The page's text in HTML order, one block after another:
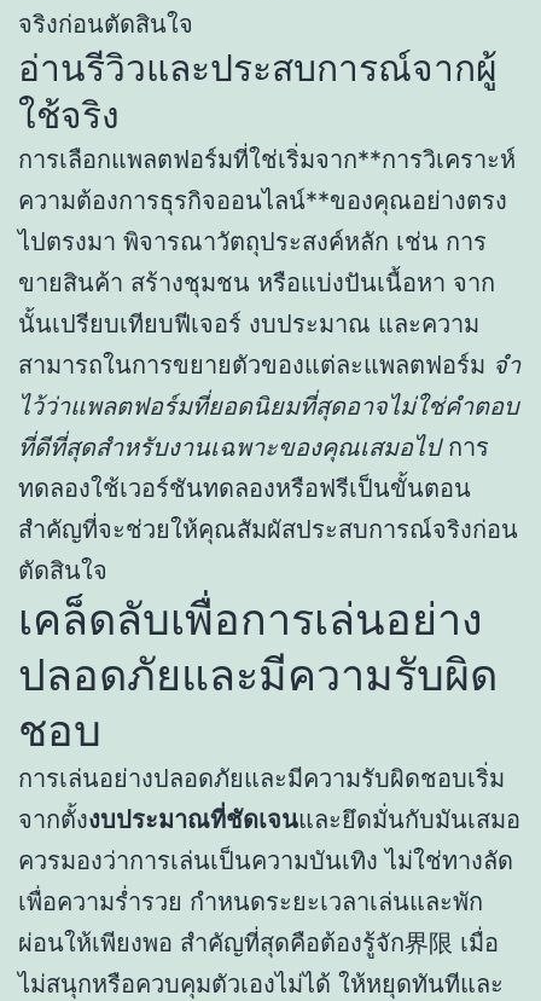
จริงก่อนตัดสินใจ
อ่านรีวิวและประสบการณ์จากผู้
ใช้จริง
การเลือกแพลตฟอร์มที่ใช่เริ่มจาก**การวิเคราะห์
ความต้องการธุรกิจออนไลน์**ของคุณอย่างตรง
ไปตรงมา พิจารณาวัตถุประสงค์หลัก เช่น การ
ขายสินค้า สร้างชุมชน หรือแบ่งปันเนื้อหา จาก
นั้นเปรียบเทียบฟีเจอร์ งบประมาณ และความ
สามารถในการขยายตัวของแต่ละแพลตฟอร์ม จำ
ไว้ว่าแพลตฟอร์มที่ยอดนิยมที่สุดอาจไม่ใช่คำตอบ
ที่ดีที่สุดสำหรับงานเฉพาะของคุณเสมอไปการ
ทดลองใช้เวอร์ชันทดลองหรือฟรีเป็นขั้นตอน
สำคัญที่จะช่วยให้คุณสัมผัสประสบการณ์จริงก่อน
ตัดสินใจ
เคล็ดลับเพื่อการเล่นอย่าง
ปลอดภัยและมีความรับผิด
ชอบ
การเล่นอย่างปลอดภัยและมีความรับผิดชอบเริ่ม
จากตั้งงบประมาณที่ชัดเจนและยึดมั่นกับมันเสมอ
ควรมองว่าการเล่นเป็นความบันเทิง ไม่ใช่ทางลัด
เพื่อความร่ำรวย กำหนดระยะเวลาเล่นและพัก
ผ่อนให้เพียงพอ สำคัญที่สุดคือต้องรู้จัก界限 เมื่อ
ไม่สนุกหรือควบคุมตัวเองไม่ได้ ให้หยุดทันทีและ